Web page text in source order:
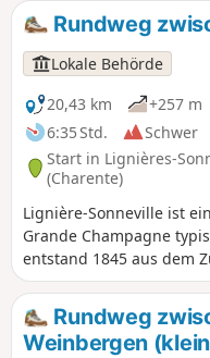
Rundweg
Lokale Behörde
20,43 km
+257 m
6:35 Std.
Schwer
Start in Lignières-
(Charente)
Lignière-Sonneville ist
Grande Champagne
entstand 1845 aus dem
und Sonneville.
Champagne zählt sie 613
Rundweg
Weinbergen